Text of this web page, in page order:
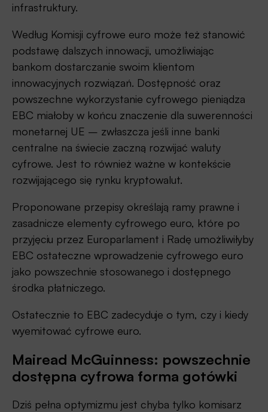
infrastruktury.
Według Komisji cyfrowe euro może też stanowić
podstawę dalszych innowacji, umożliwiając
bankom dostarczanie swoim klientom
innowacyjnych rozwiązań. Dostępność oraz
powszechne wykorzystanie cyfrowego pieniądza
EBC miałoby w końcu znaczenie dla suwerenności
monetarnej UE – zwłaszcza jeśli inne banki
centralne na świecie zaczną rozwijać waluty
cyfrowe. Jest to również ważne w kontekście
rozwijającego się rynku kryptowalut.
Proponowane przepisy określają ramy prawne i
zasadnicze elementy cyfrowego euro, które po
przyjęciu przez Europarlament i Radę umożliwiłyby
EBC ostateczne wprowadzenie cyfrowego euro
jako powszechnie stosowanego i dostępnego
środka płatniczego.
Ostatecznie to EBC zadecyduje o tym, czy i kiedy
wyemitować cyfrowe euro.
Mairead McGuinness: powszechnie
dostępna cyfrowa forma gotówki
Dziś pełna optymizmu jest chyba tylko komisarz